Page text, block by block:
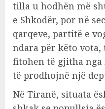
tilla u hodhën më
e Shkodër, por në
qarqeve, partitë e
ndara për këto vota,
fitohen të gjitha
të prodhojnë një
Në Tiranë, situata